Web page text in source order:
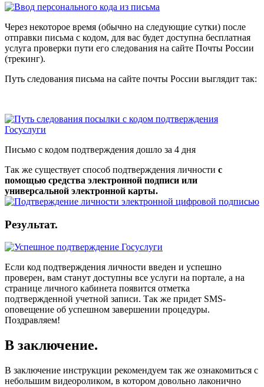
Через некоторое время (обычно на следующие сутки) после
отправки письма с кодом, для вас будет доступна бесплатная
услуга проверки пути его следования на сайте Почты России
(трекинг).
Путь следования письма на сайте почты России выглядит так:
Письмо с кодом подтверждения дошло за 4 дня
Так же существует способ подтверждения личности с
помощью средства электронной подписи или
универсальной электронной карты.
Результат.
Если код подтверждения личности введен и успешно
проверен, вам станут доступны все услуги на портале, а на
странице личного кабинета появится отметка
подтвержденной учетной записи. Так же придет SMS-
оповещение об успешном завершении процедуры.
Поздравляем!
В заключение.
В заключение инструкции рекомендуем так же ознакомиться с
небольшим видеороликом, в котором довольно лаконично